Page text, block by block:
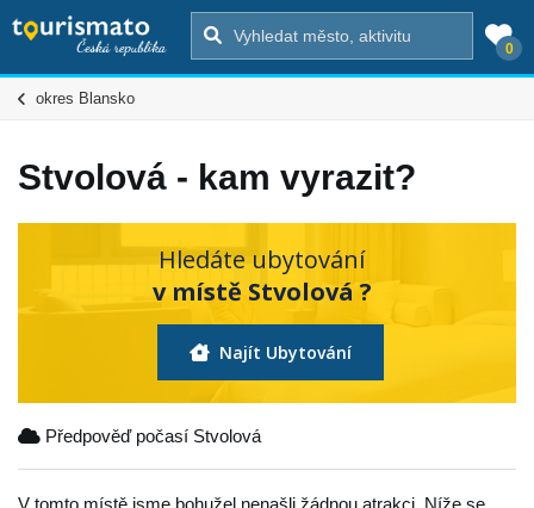
0
okres Blansko
Stvolová - kam vyrazit?
Hledáte ubytování
v místě Stvolová ?
Najít Ubytování
Předpověď počasí Stvolová
V tomto místě jsme bohužel nenašli žádnou atrakci. Níže se